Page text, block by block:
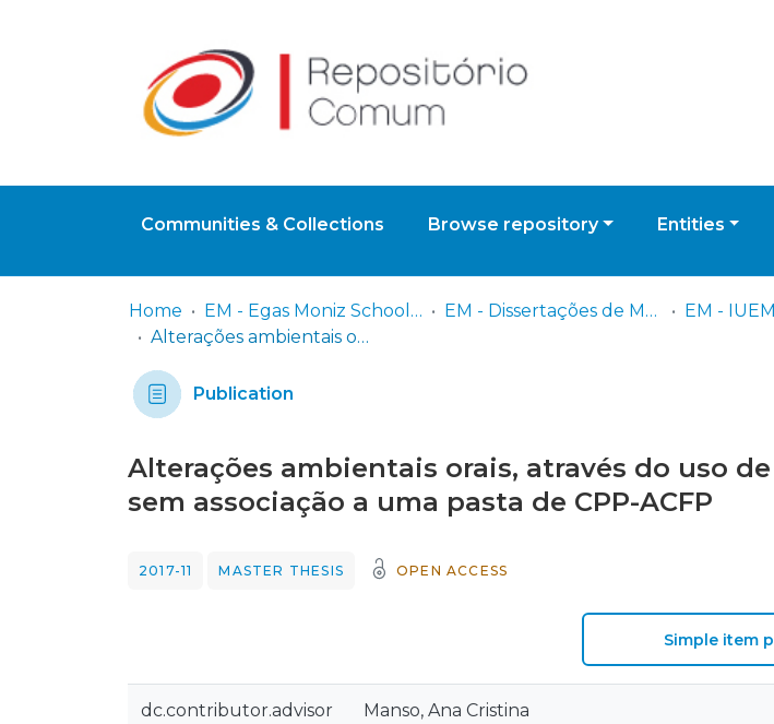
Communities & Collections Browse repository Entities
Home EM - Egas Moniz School of Health & Science EM - Dissertações de Mestrado
Alterações ambientais orais, através do uso de pastilhas elásticas com xilitol com e sem associação a uma pasta de CPP-ACFP
Publication
Alterações ambientais orais, através do uso
sem associação a uma pasta de CPP-ACFP
2017-11 MASTER THESIS OPEN ACCESS
Simple item
dc.contributor.advisor Manso, Ana Cristina